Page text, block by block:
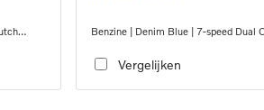
Benzine | Denim Blue | 7-speed Dual
Vergelijken